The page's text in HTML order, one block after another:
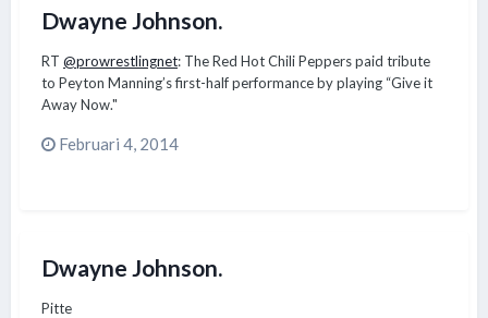
Dwayne Johnson.
RT @prowrestlingnet: The Red Hot Chili Peppers paid tribute
to Peyton Manning’s first-half performance by playing “Give it
Away Now."
Februari 4, 2014
Dwayne Johnson.
Pitte